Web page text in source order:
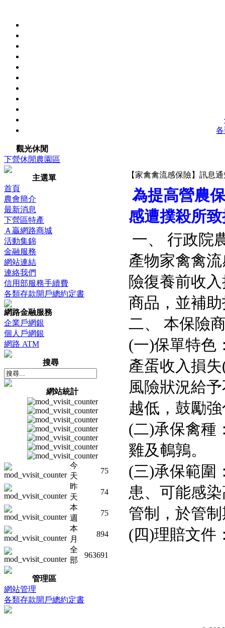
觀光休閒
下營休閒農園區
主選單
首頁
農會簡介
最新消息
下營區特產
Ａ贏網路商城
活動集錦
金融服務
網站連結
連絡我們
信用部服務手續費
各類存款開戶總約定書
網路金融服務
企業戶網銀
個人戶網銀
網路 ATM
搜尋
網站統計
今
天
75
昨
天
74
本
週
75
本
月
894
全
部
963691
管理區
網站管理
各類存款開戶總約定書
【家禽禽流感保險】訊息
為提高營農
感遭撲殺所
一、 行政院
產物家禽禽
險復養前收
商品，並補
二、 本保險
(一)保單特色
產蛋收入損失
風險狀況給
越低，鼓勵
(二)承保禽種
雞及鵪鶉。
(三)承保範圍
患、可能感
管制，於管
(四)理賠文件